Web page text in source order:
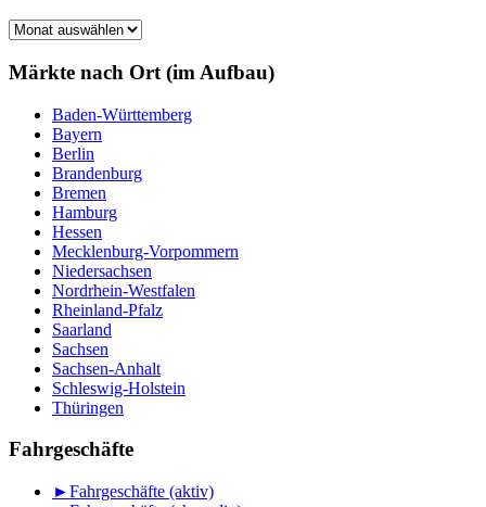
Märkte
Monat
Märkte nach Ort (im Aufbau)
Baden-Württemberg
Bayern
Berlin
Brandenburg
Bremen
Hamburg
Hessen
Mecklenburg-Vorpommern
Niedersachsen
Nordrhein-Westfalen
Rheinland-Pfalz
Saarland
Sachsen
Sachsen-Anhalt
Schleswig-Holstein
Thüringen
Fahrgeschäfte
►Fahrgeschäfte (aktiv)